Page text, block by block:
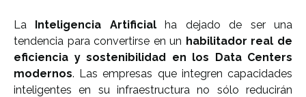
La Inteligencia Artificialha dejado de ser una
tendencia para convertirse en un habilitador real de
eficiencia y sostenibilidad en los Data Centers
modernos. Las empresas que integren capacidades
inteligentes en su infraestructura no sólo reducirán